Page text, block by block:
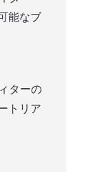
能なブ
ターの
トリア